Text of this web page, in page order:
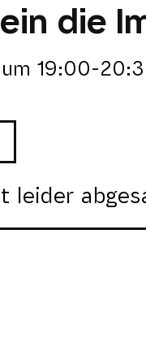
die
um 19:00-
leider